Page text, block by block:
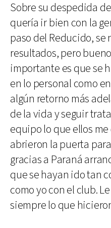
Sobre su despedida
quería ir bien con la
paso del Reducido, se
resultados, pero
importante es que se
en lo personal como
algún retorno más
de la vida y seguir
equipo lo que ellos
abrieron la puerta
gracias a Paraná
que se hayan ido tan
como yo con el club.
siempre lo que